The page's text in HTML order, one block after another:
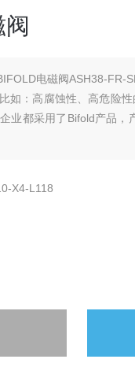
电磁阀ASH38-FR-
如：高腐蚀性、高危险
业都采用了Bifold产品，
X4-L118